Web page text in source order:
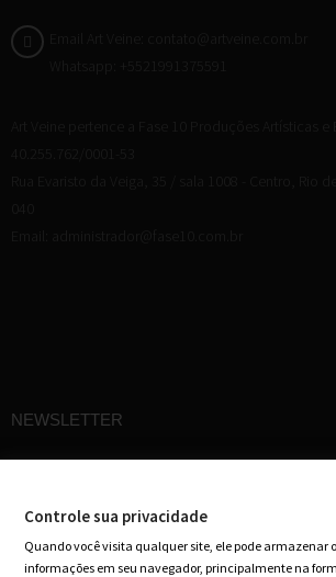
NEWSLETTER
Controle sua privacidade
Quando você visita qualquer site, ele pode armazenar
informações em seu navegador, principalmente na